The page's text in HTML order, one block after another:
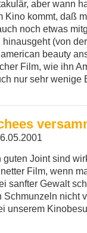
aber wann
Kino kommt, daß
noch etwas
hinausgeht (von
beauty
Film, wie ihn
nur sehr wenige
guten Joint sind
Film, wenn
sanfter Gewalt
Schmunzeln nicht
unserem